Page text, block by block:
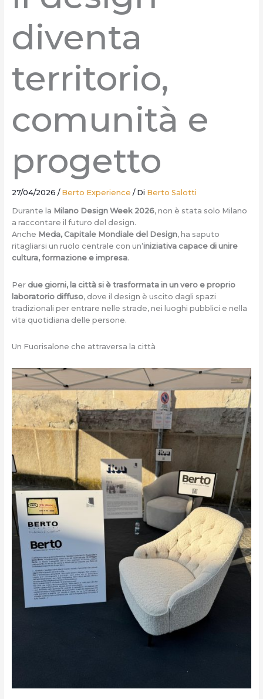
diventa
territorio,
comunità e
progetto
27/04/2026 / Berto Experience / Di Berto Salotti
Durante la Milano Design Week 2026, non è stata solo Milano
a raccontare il futuro del design.
Anche Meda, Capitale Mondiale del Design, ha saputo
ritagliarsi un ruolo centrale con un’iniziativa capace di unire
cultura, formazione e impresa.
Per due giorni, la città si è trasformata in un vero e proprio
laboratorio diffuso, dove il design è uscito dagli spazi
tradizionali per entrare nelle strade, nei luoghi pubblici e nella
vita quotidiana delle persone.
Un Fuorisalone che attraversa la città